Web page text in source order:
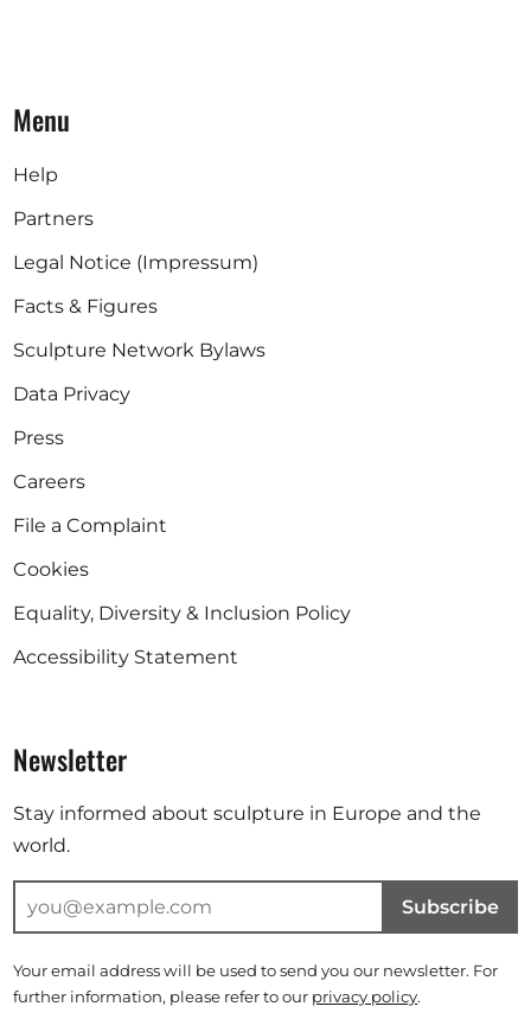
Menu
Help
Partners
Legal Notice (Impressum)
Facts & Figures
Sculpture Network Bylaws
Data Privacy
Press
Careers
File a Complaint
Cookies
Equality, Diversity & Inclusion Policy
Accessibility Statement
Newsletter
Stay informed about sculpture in Europe and the
world.
Subscribe
Your email address will be used to send you our newsletter. For
further information, please refer to our privacy policy.